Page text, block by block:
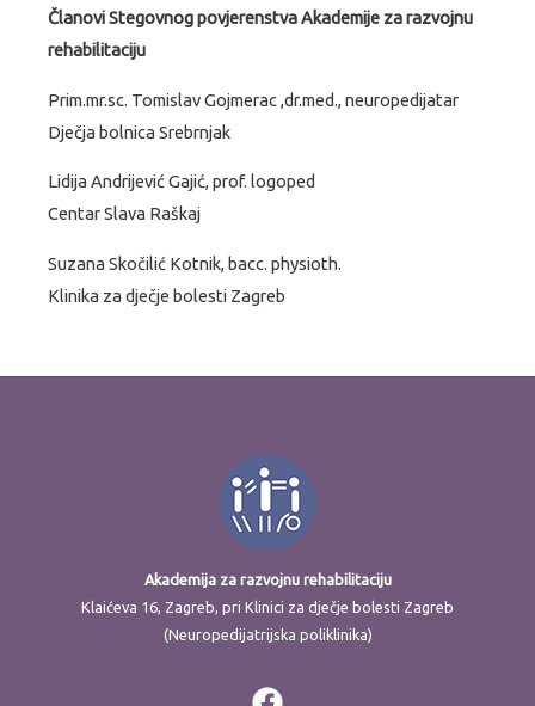
Članovi Stegovnog povjerenstva Akademije za razvojnu
rehabilitaciju
Prim.mr.sc. Tomislav Gojmerac ,dr.med., neuropedijatar
Dječja bolnica Srebrnjak
Lidija Andrijević Gajić, prof. logoped
Centar Slava Raškaj
Suzana Skočilić Kotnik, bacc. physioth.
Klinika za dječje bolesti Zagreb
Akademija za razvojnu rehabilitaciju
Klaićeva 16, Zagreb, pri Klinici za dječje bolesti Zagreb
(Neuropedijatrijska poliklinika)